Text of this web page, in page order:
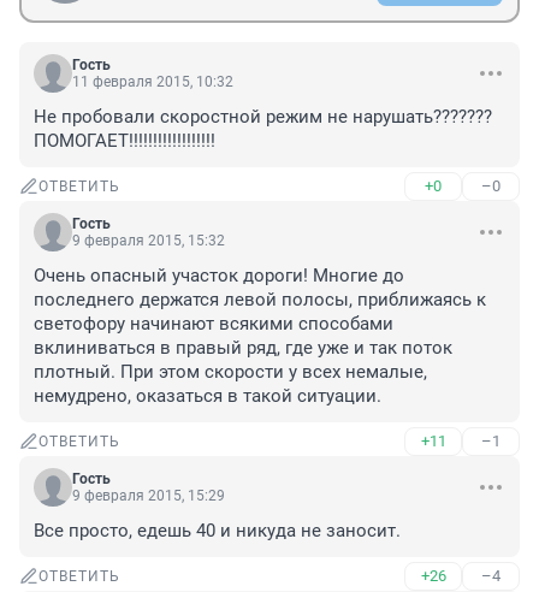
Гость
11 февраля 2015, 10:32
Не пробовали скоростной режим не нарушать???????
ПОМОГАЕТ!!!!!!!!!!!!!!!!!!
ОТВЕТИТЬ +0 –0
Гость
9 февраля 2015, 15:32
Очень опасный участок дороги! Многие до
последнего держатся левой полосы, приближаясь к
светофору начинают всякими способами
вклиниваться в правый ряд, где уже и так поток
плотный. При этом скорости у всех немалые,
немудрено, оказаться в такой ситуации.
ОТВЕТИТЬ +11 –1
Гость
9 февраля 2015, 15:29
Все просто, едешь 40 и никуда не заносит.
ОТВЕТИТЬ +26 –4